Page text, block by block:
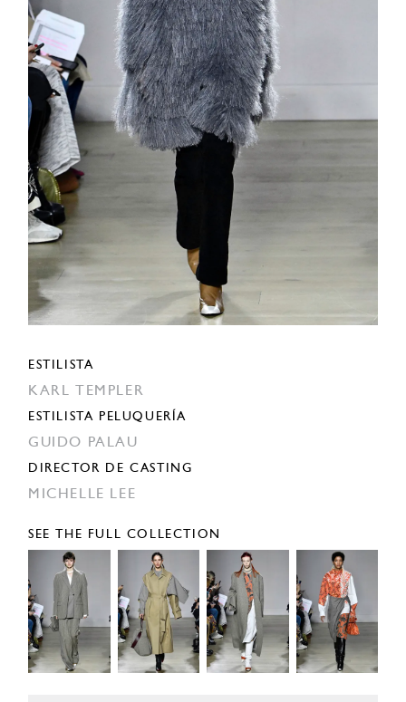
ESTILISTA
KARL TEMPLER
ESTILISTA PELUQUERÍA
GUIDO PALAU
DIRECTOR DE CASTING
MICHELLE LEE
SEE THE FULL COLLECTION